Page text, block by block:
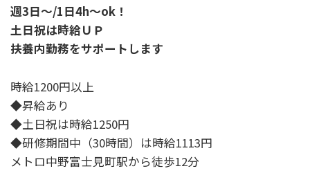
週3日～/1日4h～ok！
土日祝は時給ＵＰ
扶養内勤務をサポートします
時給1200円以上
◆昇給あり
◆土日祝は時給1250円
◆研修期間中（30時間）は時給1113円
メトロ中野富士見町駅から徒歩12分